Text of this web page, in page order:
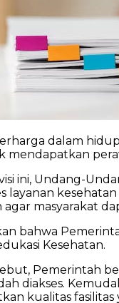
dalam
mendapatkan
ini, Undang-
layanan
masyarakat
bahwa
Kesehatan.
Pemerintah
diakses.
kualitas fasilitas